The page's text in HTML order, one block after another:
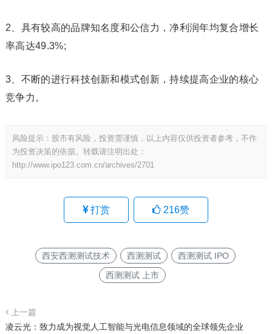
2、具有较高的品牌知名度和公信力，净利润年均复合增长
率高达49.3%;
3、不断的进行科技创新和模式创新，持续提高企业的核心
竞争力。
风险提示：股市有风险，投资需谨慎，以上内容仅供投资者参考，不作
为投资决策的依据。转载请注明出处：
http://www.ipo123.com.cn/archives/2701
打赏 216赞
西安西测测试技术 西测测试
西测测试 IPO
西测测试 上市
上一篇
凌云光：致力成为视觉人工智能与光电信息领域的全球领先企业